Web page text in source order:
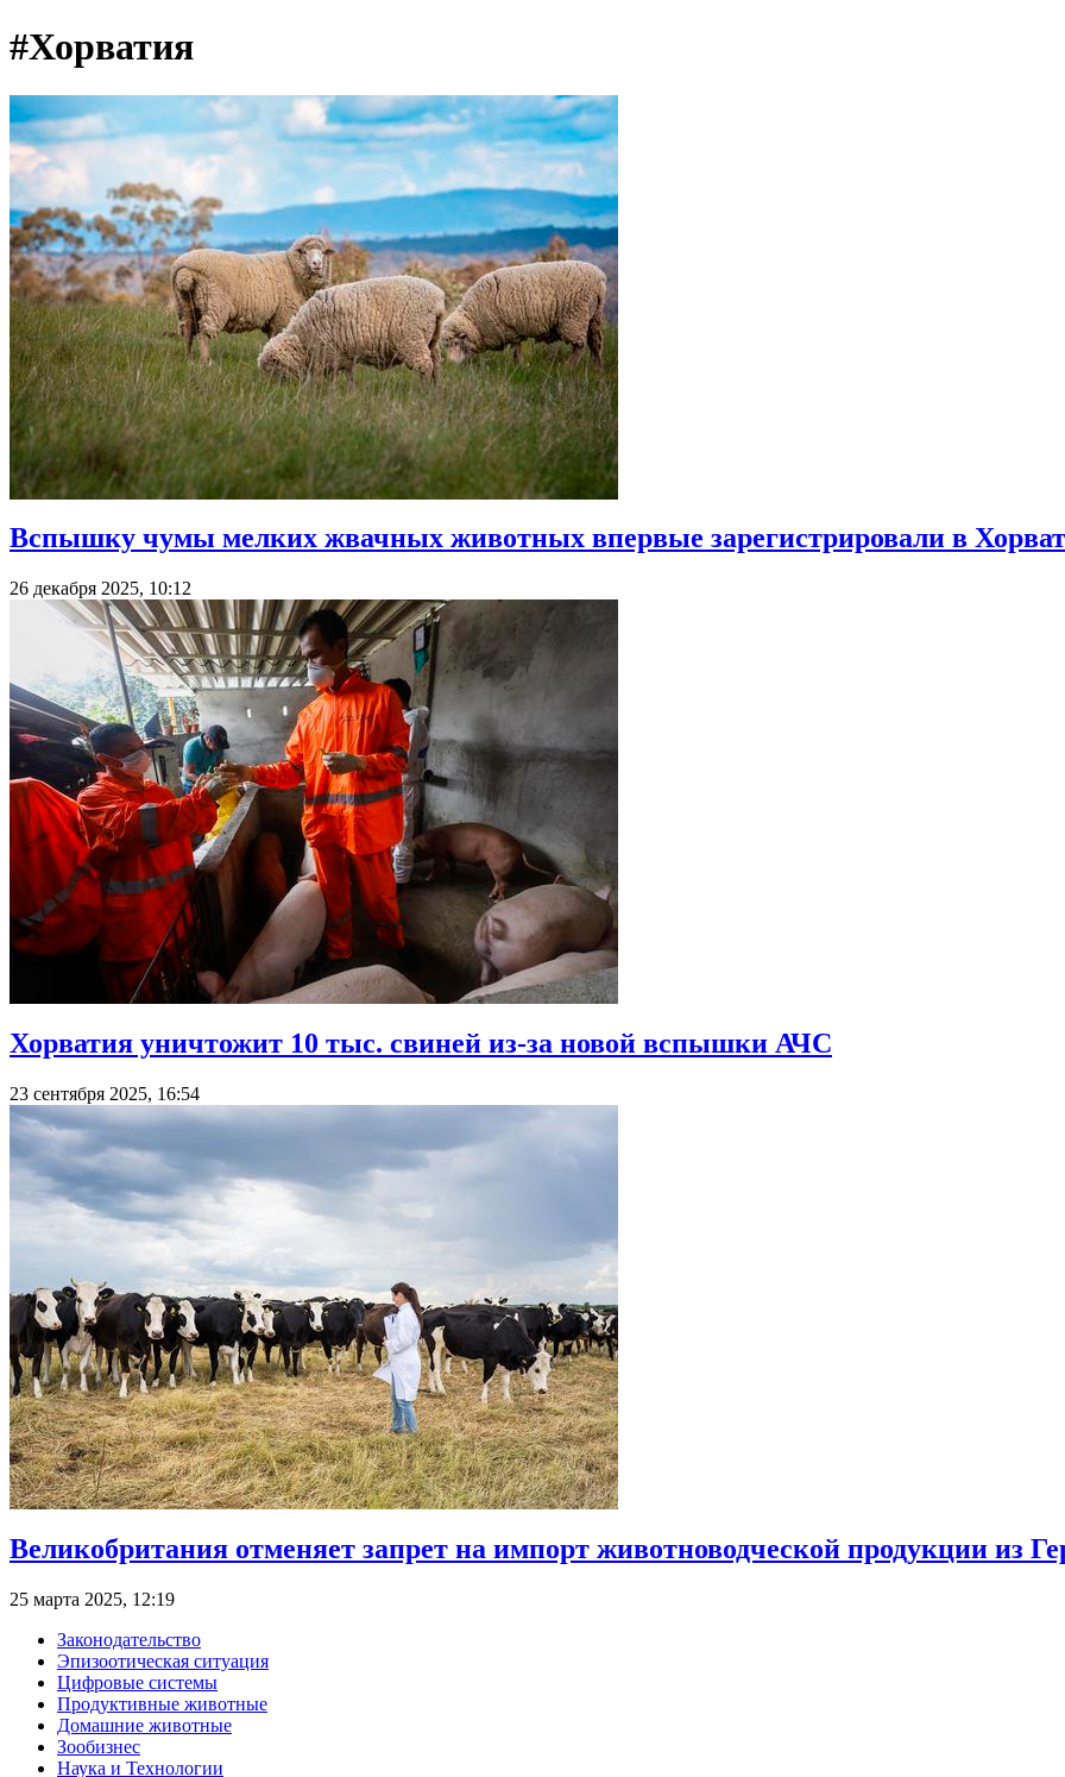
#Хорватия
Вспышку чумы мелких жвачных животных впервые зарегистрировали в
26 декабря 2025, 10:12
Хорватия уничтожит 10 тыс. свиней из-за новой вспышки АЧС
23 сентября 2025, 16:54
Великобритания отменяет запрет на импорт животноводческой продукции из
25 марта 2025, 12:19
Законодательство
Эпизоотическая ситуация
Цифровые системы
Продуктивные животные
Домашние животные
Зообизнес
Наука и Технологии